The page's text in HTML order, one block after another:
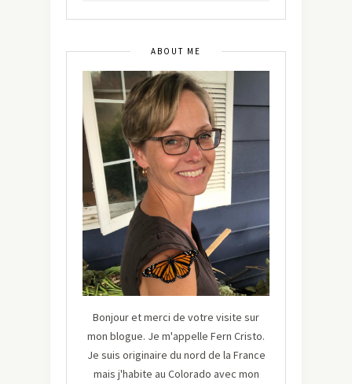
ABOUT ME
Bonjour et merci de votre visite sur
mon blogue. Je m'appelle Fern Cristo.
Je suis originaire du nord de la France
mais j'habite au Colorado avec mon